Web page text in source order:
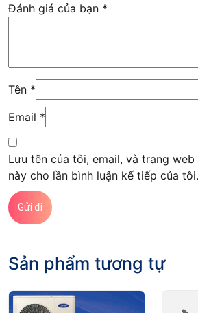
Đánh giá của bạn *
Tên *
Email *
Lưu tên của tôi, email, và trang
này cho lần bình luận kế tiếp của tôi.
Sản phẩm tương tự